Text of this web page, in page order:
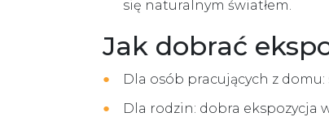
się naturalnym światłem.
Jak dobrać
Dla osób pracujących z
Dla rodzin: dobra ekspozycja